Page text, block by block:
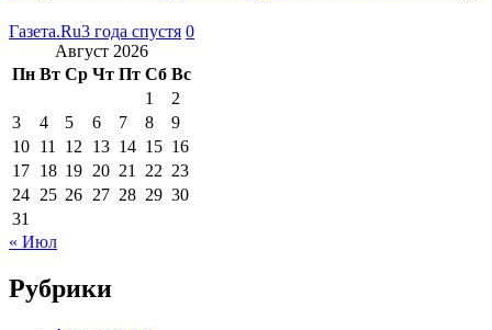
Газета.Ru3 года спустя 0
Август 2026
Пн Вт Ср Чт Пт Сб Вс
1
2
3
4 5 6 7 8
9
10 11 12 13 14 15 16
17 18 19 20 21 22 23
24 25 26 27 28 29 30
31
« Июл
Рубрики